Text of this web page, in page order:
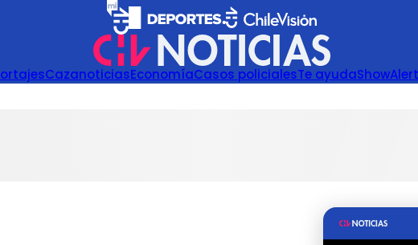
CazanoticiasEconomíaCasos policialesTe ayudaShow